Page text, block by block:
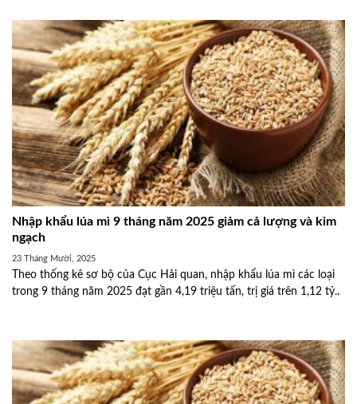
Nhập khẩu lúa mì 9 tháng năm 2025 giảm cả lượng và kim
ngạch
23 Tháng Mười, 2025
Theo thống kê sơ bộ của Cục Hải quan, nhập khẩu lúa mì các loại
trong 9 tháng năm 2025 đạt gần 4,19 triệu tấn, trị giá trên 1,12 tỷ..